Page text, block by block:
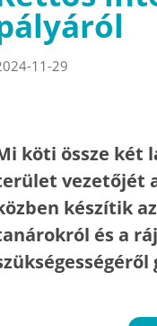
11-29
köti össze két
vezetőjét
készítik
és a